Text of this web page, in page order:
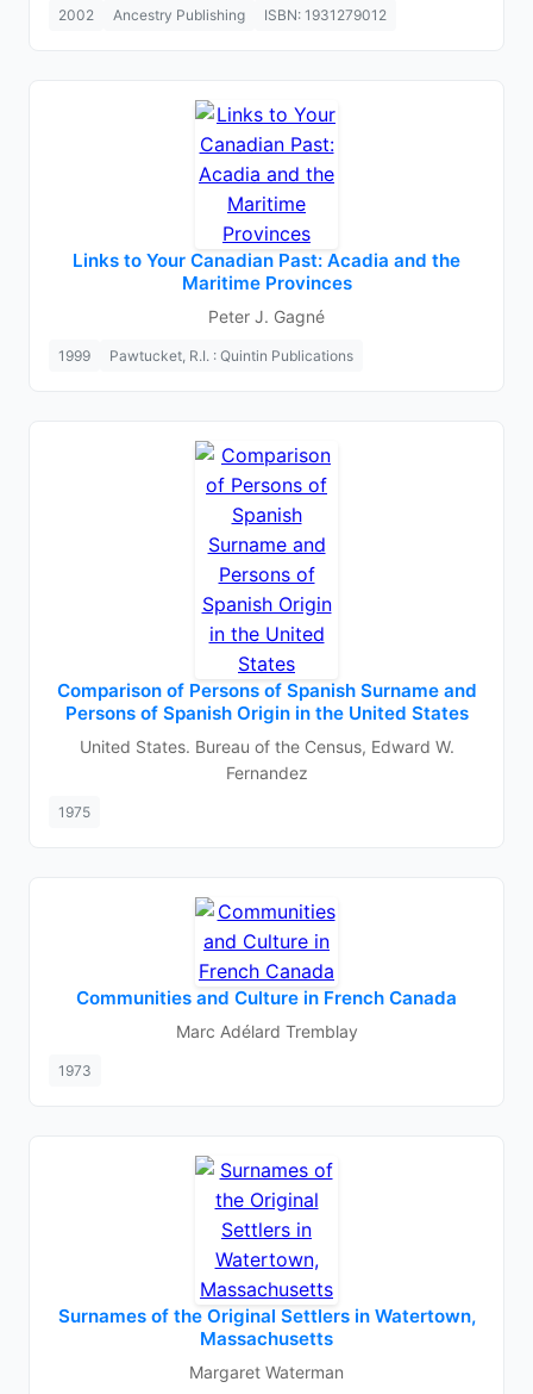
2002 Ancestry Publishing ISBN: 1931279012
Links to Your Canadian Past: Acadia and the
Maritime Provinces
Peter J. Gagné
1999 Pawtucket, R.I. : Quintin Publications
Comparison of Persons of Spanish Surname and
Persons of Spanish Origin in the United States
United States. Bureau of the Census, Edward W.
Fernandez
1975
Communities and Culture in French Canada
Marc Adélard Tremblay
1973
Surnames of the Original Settlers in Watertown,
Massachusetts
Margaret Waterman